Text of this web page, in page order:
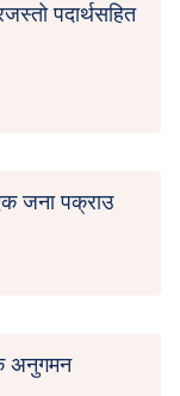
पदार्थसहित
जना पक्राउ
अनुगमन